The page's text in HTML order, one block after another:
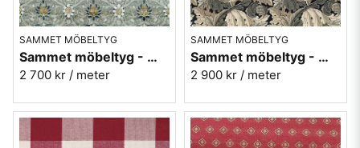
SAMMET MÖBELTYG
Sammet möbeltyg - William Morris - Montreal velvet - grey charcoal
2 700 kr / meter
SAMMET MÖBELTYG
Sammet möbeltyg - William Morris - Acanthus - charcoal/grey
2 900 kr / meter